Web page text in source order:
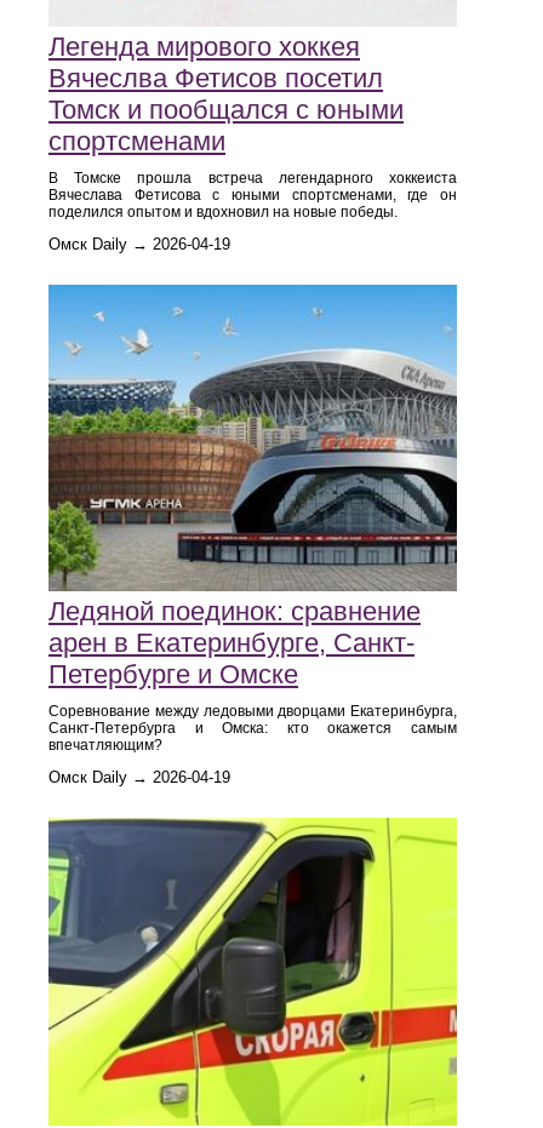
Легенда мирового хоккея
Вячеслва Фетисов посетил
Томск и пообщался с юными
спортсменами
В Томске прошла встреча легендарного хоккеиста
Вячеслава Фетисова с юными спортсменами, где он
поделился опытом и вдохновил на новые победы.
Омск Daily → 2026-04-19
Ледяной поединок: сравнение
арен в Екатеринбурге, Санкт-
Петербурге и Омске
Соревнование между ледовыми дворцами Екатеринбурга,
Санкт-Петербурга и Омска: кто окажется самым
впечатляющим?
Омск Daily → 2026-04-19